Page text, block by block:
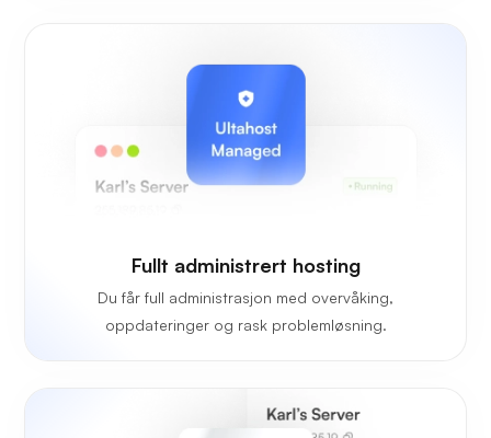
Fullt administrert hosting
Du får full administrasjon med overvåking,
oppdateringer og rask problemløsning.